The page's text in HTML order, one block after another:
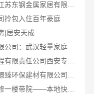
拎包入住百年豪庭
|居安天成
本地快装（湖北）科技有限公司：武汉轻量家庭装修新房透明报价
武汉周边闪电施工居家装修一楼带院——本地快装（湖北）科技有限公司